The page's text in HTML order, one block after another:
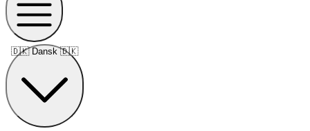
🇩🇰 Dansk 🇩🇰